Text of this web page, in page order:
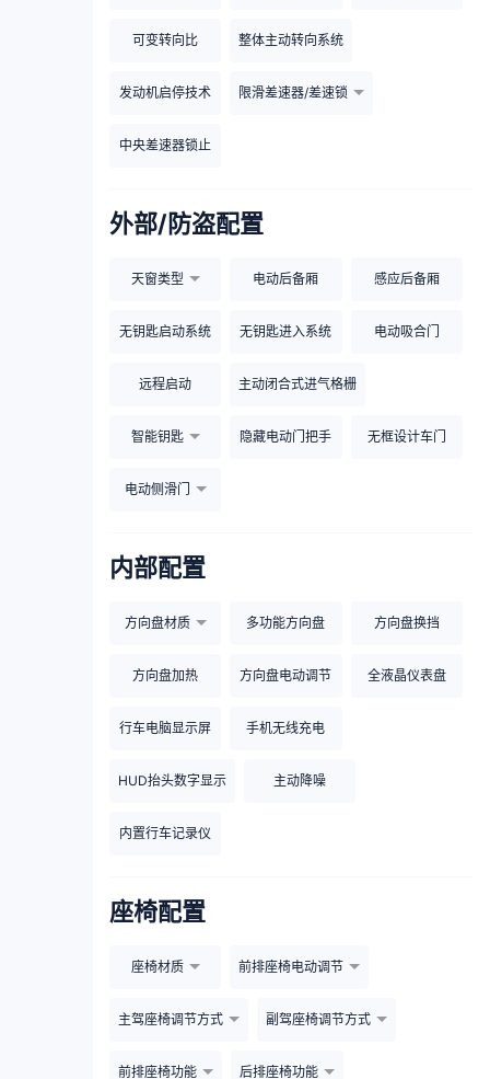
可变转向比 整体主动转向系统
发动机启停技术 限滑差速器/差速锁
中央差速器锁止
外部/防盗配置
天窗类型 电动后备厢 感应后备厢
无钥匙启动系统 无钥匙进入系统 电动吸合门
远程启动 主动闭合式进气格栅
智能钥匙 隐藏电动门把手 无框设计车门
电动侧滑门
内部配置
方向盘材质 多功能方向盘 方向盘换挡
方向盘加热 方向盘电动调节 全液晶仪表盘
行车电脑显示屏 手机无线充电
HUD抬头数字显示 主动降噪
内置行车记录仪
座椅配置
座椅材质 前排座椅电动调节
主驾座椅调节方式 副驾座椅调节方式
前排座椅功能 后排座椅功能